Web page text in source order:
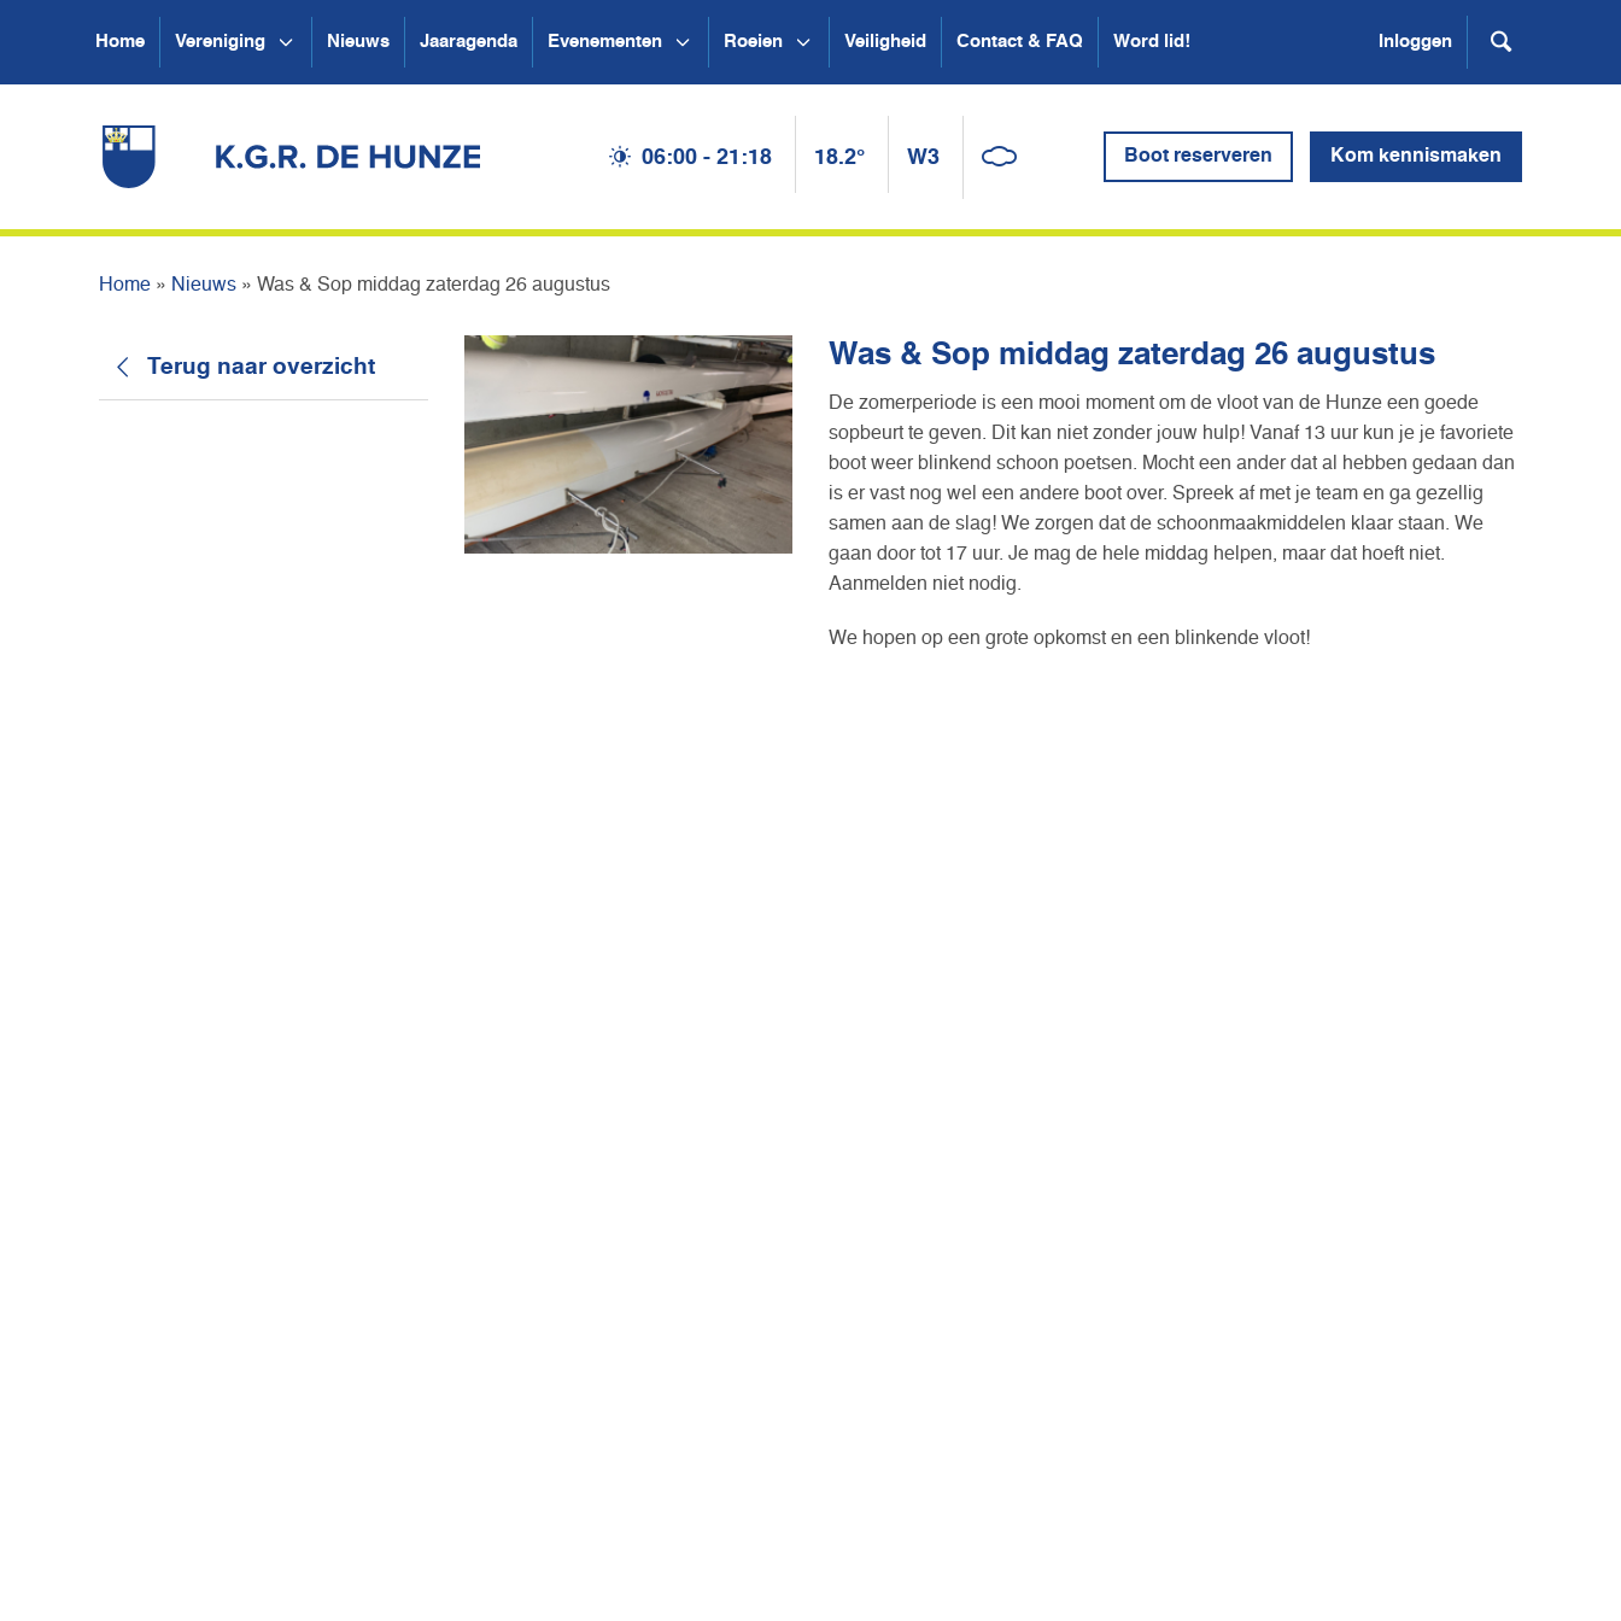
Home Vereniging Nieuws Jaaragenda Evenementen Roeien Veiligheid Contact & FAQ Word lid! Inloggen
06:00 - 21:18 18.2° W3 Boot reserveren Kom kennismaken
Home » Nieuws » Was & Sop middag zaterdag 26 augustus
Terug naar overzicht Was & Sop middag zaterdag 26 augustus
De zomerperiode is een mooi moment om de vloot van de Hunze een goede
sopbeurt te geven. Dit kan niet zonder jouw hulp! Vanaf 13 uur kun je je favoriete
boot weer blinkend schoon poetsen. Mocht een ander dat al hebben gedaan dan
is er vast nog wel een andere boot over. Spreek af met je team en ga gezellig
samen aan de slag! We zorgen dat de schoonmaakmiddelen klaar staan. We
gaan door tot 17 uur. Je mag de hele middag helpen, maar dat hoeft niet.
Aanmelden niet nodig.
We hopen op een grote opkomst en een blinkende vloot!